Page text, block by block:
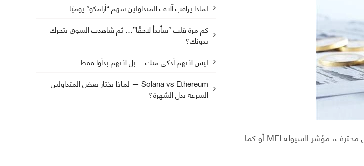
تريد أن تكون على دراية بتحركات السوق؟ سؤال أساسي يجب أن يفكر فيه كل متداول محترف، مؤشر السيولة MFI أو كما
لماذا يراقب آلاف المتداولين سهم “أرامكو” يوميًا…
كم مرة قلت “سأبدأ لاحقًا”… ثم شاهدت السوق يتحرك
بدونك؟
ليس لأنهم أذكى منك… بل لأنهم بدأوا فقط
Solana vs Ethereum — لماذا يختار بعض المتداولين
السرعة بدل الشهرة؟